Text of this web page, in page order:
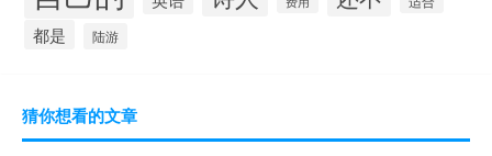
都是 陆游
猜你想看的文章